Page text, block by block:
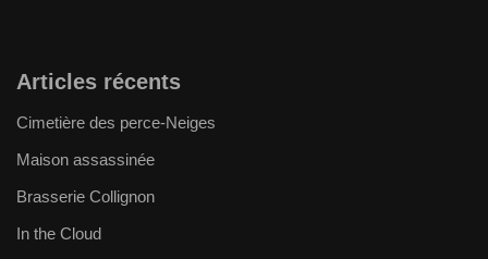
Articles récents
Cimetière des perce-Neiges
Maison assassinée
Brasserie Collignon
In the Cloud